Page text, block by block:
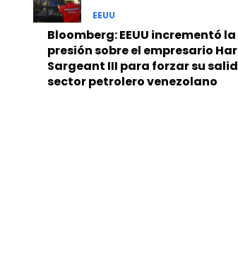
EEUU
Bloomberg: EEUU incrementó la
presión sobre el empresario
Sargeant III para forzar su
sector petrolero venezolano